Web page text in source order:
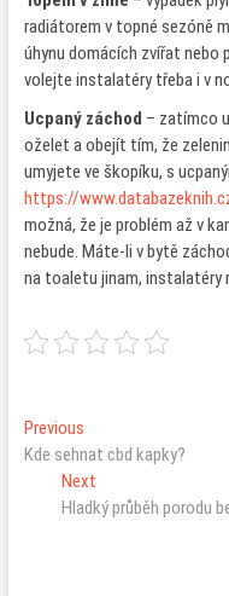
radiátorem v topné sezóně
úhynu domácích zvířat
volejte instalatéry třeba i v
Ucpaný záchod – zatímco
oželet a obejít tím, že
umyjete ve škopíku, s
https://
možná, že je problém až v
nebude. Máte-li v bytě
na toaletu jinam, instalatéry
Navigace
pro
příspěvek
PreviousPrevious
post:
Kde sehnat cbd kapky?
Next
post:
Hladký průběh porodu